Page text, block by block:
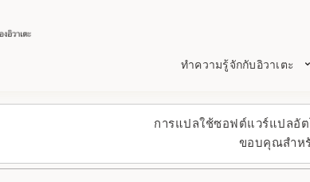
การแปลใช้ซอฟต์แวร์แปลอั
ขอบคุณสำห
ทำความรู้จักกับอิวาเตะ